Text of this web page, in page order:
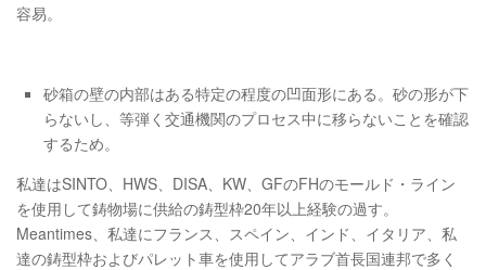
容易。
砂箱の壁の内部はある特定の程度の凹面形にある。砂の形が下
らないし、等弾く交通機関のプロセス中に移らないことを確認
するため。
私達はSINTO、HWS、DISA、KW、GFのFHのモールド・ライン
を使用して鋳物場に供給の鋳型枠20年以上経験の過す。
Meantimes、私達にフランス、スペイン、インド、イタリア、私
達の鋳型枠およびパレット車を使用してアラブ首長国連邦で多く